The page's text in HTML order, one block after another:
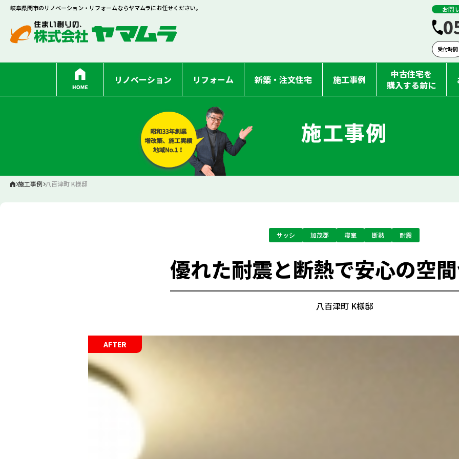
岐阜県関市のリノベーション・リフォームならヤマムラにお任せください。 お問
受付時間
リノベーション リフォーム 新築・注文住宅 施工事例
中古住宅を
購入する前に
施工事例
施工事例 八百津町 K様邸
サッシ 加茂郡 寝室 断熱 耐震
優れた耐震と断熱で安心の空
八百津町 K様邸
AFTER